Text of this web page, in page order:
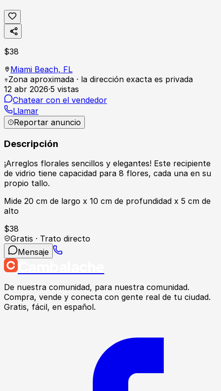
$38
Miami Beach, FL
Zona aproximada · la dirección exacta es privada
12 abr 2026·5 vistas
Chatear con el vendedor
Llamar
Reportar anuncio
Descripción
¡Arreglos florales sencillos y elegantes! Este recipiente
de vidrio tiene capacidad para 8 flores, cada una en su
propio tallo.
Mide 20 cm de largo x 10 cm de profundidad x 5 cm de
alto
$38
Gratis · Trato directo
Mensaje
De nuestra comunidad, para nuestra comunidad.
Compra, vende y conecta con gente real de tu ciudad.
Gratis, fácil, en español.